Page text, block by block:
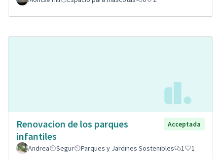
Renovacion de los parques
infantiles
Acceptada
Andrea Segur Parques y Jardines Sostenibles 1 1